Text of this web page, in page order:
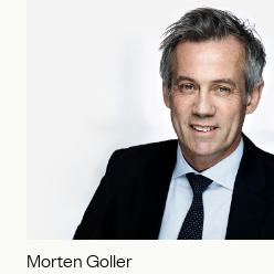
Morten Goller